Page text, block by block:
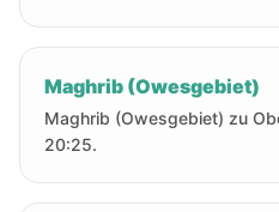
Maghrib (Owesgebiet)
Maghrib (Owesgebiet) zu
20:25.